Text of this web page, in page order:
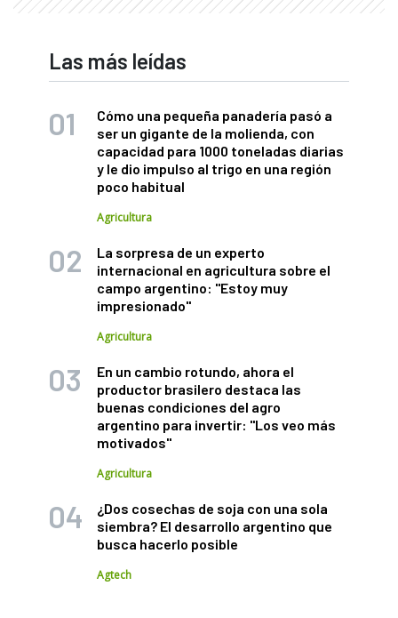
Las más leídas
Cómo una pequeña panadería pasó a
ser un gigante de la molienda, con
capacidad para 1000 toneladas diarias
y le dio impulso al trigo en una región
poco habitual
Agricultura
La sorpresa de un experto
internacional en agricultura sobre el
campo argentino: "Estoy muy
impresionado"
Agricultura
En un cambio rotundo, ahora el
productor brasilero destaca las
buenas condiciones del agro
argentino para invertir: "Los veo más
motivados"
Agricultura
¿Dos cosechas de soja con una sola
siembra? El desarrollo argentino que
busca hacerlo posible
Agtech